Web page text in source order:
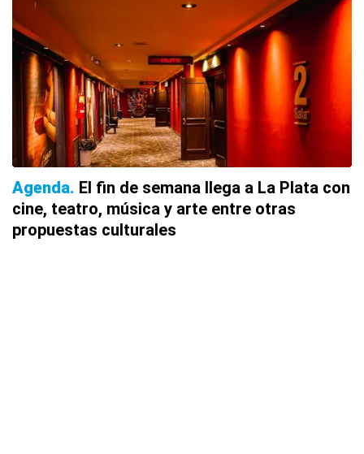
Agenda El fin de semana llega a La Plata con
cine, teatro, música y arte entre otras
propuestas culturales